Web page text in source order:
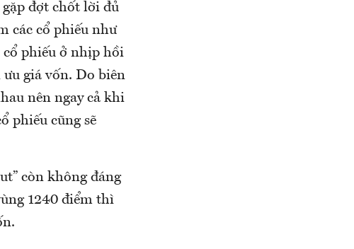
đợt chốt lời đủ
các cổ phiếu như
phiếu ở nhịp hồi
giá vốn. Do biên
nên ngay cả khi
phiếu cũng sẽ
còn không đáng
1240 điểm thì